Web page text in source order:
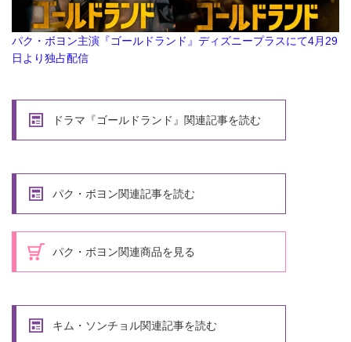
パク・ボヨン主演『ゴールドランド』ディズニープラスにて4月29
日より独占配信
ドラマ『ゴールドランド』関連記事を読む
パク・ボヨン関連記事を読む
パク・ボヨン関連商品を見る
キム・ソンチョル関連記事を読む